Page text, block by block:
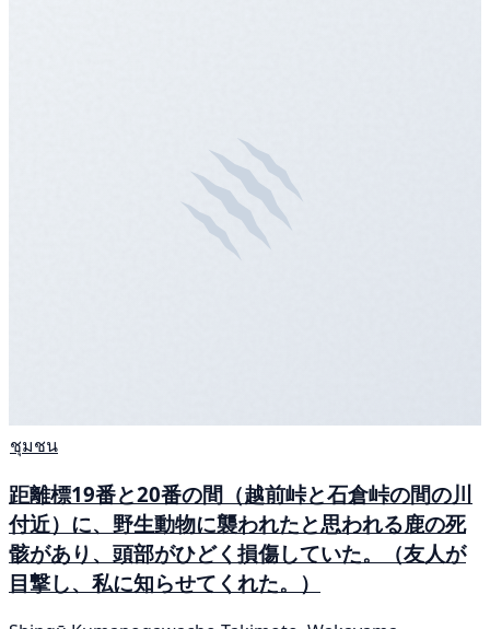
ชุมชน
距離標19番と20番の間（越前峠と石倉峠の間の川
付近）に、野生動物に襲われたと思われる鹿の​​死
骸があり、頭部がひどく損傷していた。（友人が
目撃し、私に知らせてくれた。）